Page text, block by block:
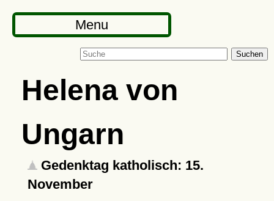
Menu
Suchen
Helena von
Ungarn
Gedenktag katholisch: 15.
November